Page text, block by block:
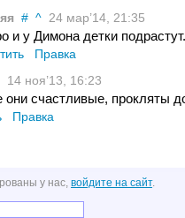
# ^ 24 мар’14, 21:35
и у Димона детки подрастут.
Правка
14 ноя’13, 16:23
они счастливые, прокляты
Правка
у нас, войдите на сайт.